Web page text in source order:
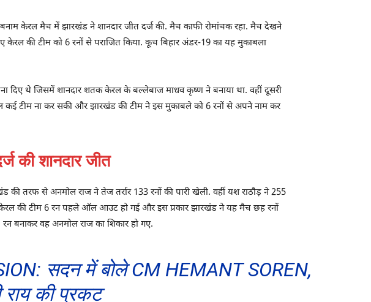
केरल मैच में झारखंड ने शानदार जीत दर्ज की. मैच काफी रोमांचक रहा. मैच देखने
केरल की टीम को 6 रनों से पराजित किया. कूच बिहार अंडर-19 का यह मुकाबला
थे जिसमें शानदार शतक केरल के बल्लेबाज माधव कृष्ण ने बनाया था. वहीं दूसरी
कई टीम ना कर सकी और झारखंड की टीम ने इस मुकाबले को 6 रनों से अपने नाम कर
की शानदार जीत
की तरफ से अनमोल राज ने तेज तर्रार 133 रनों की पारी खेली. वहीं यश राठौड़ ने 255
की टीम 6 रन पहले ऑल आउट हो गई और इस प्रकार झारखंड ने यह मैच छह रनों
बनाकर वह अनमोल राज का शिकार हो गए.
सदन में बोले CM HEMANT SOREN,
राय की प्रकट